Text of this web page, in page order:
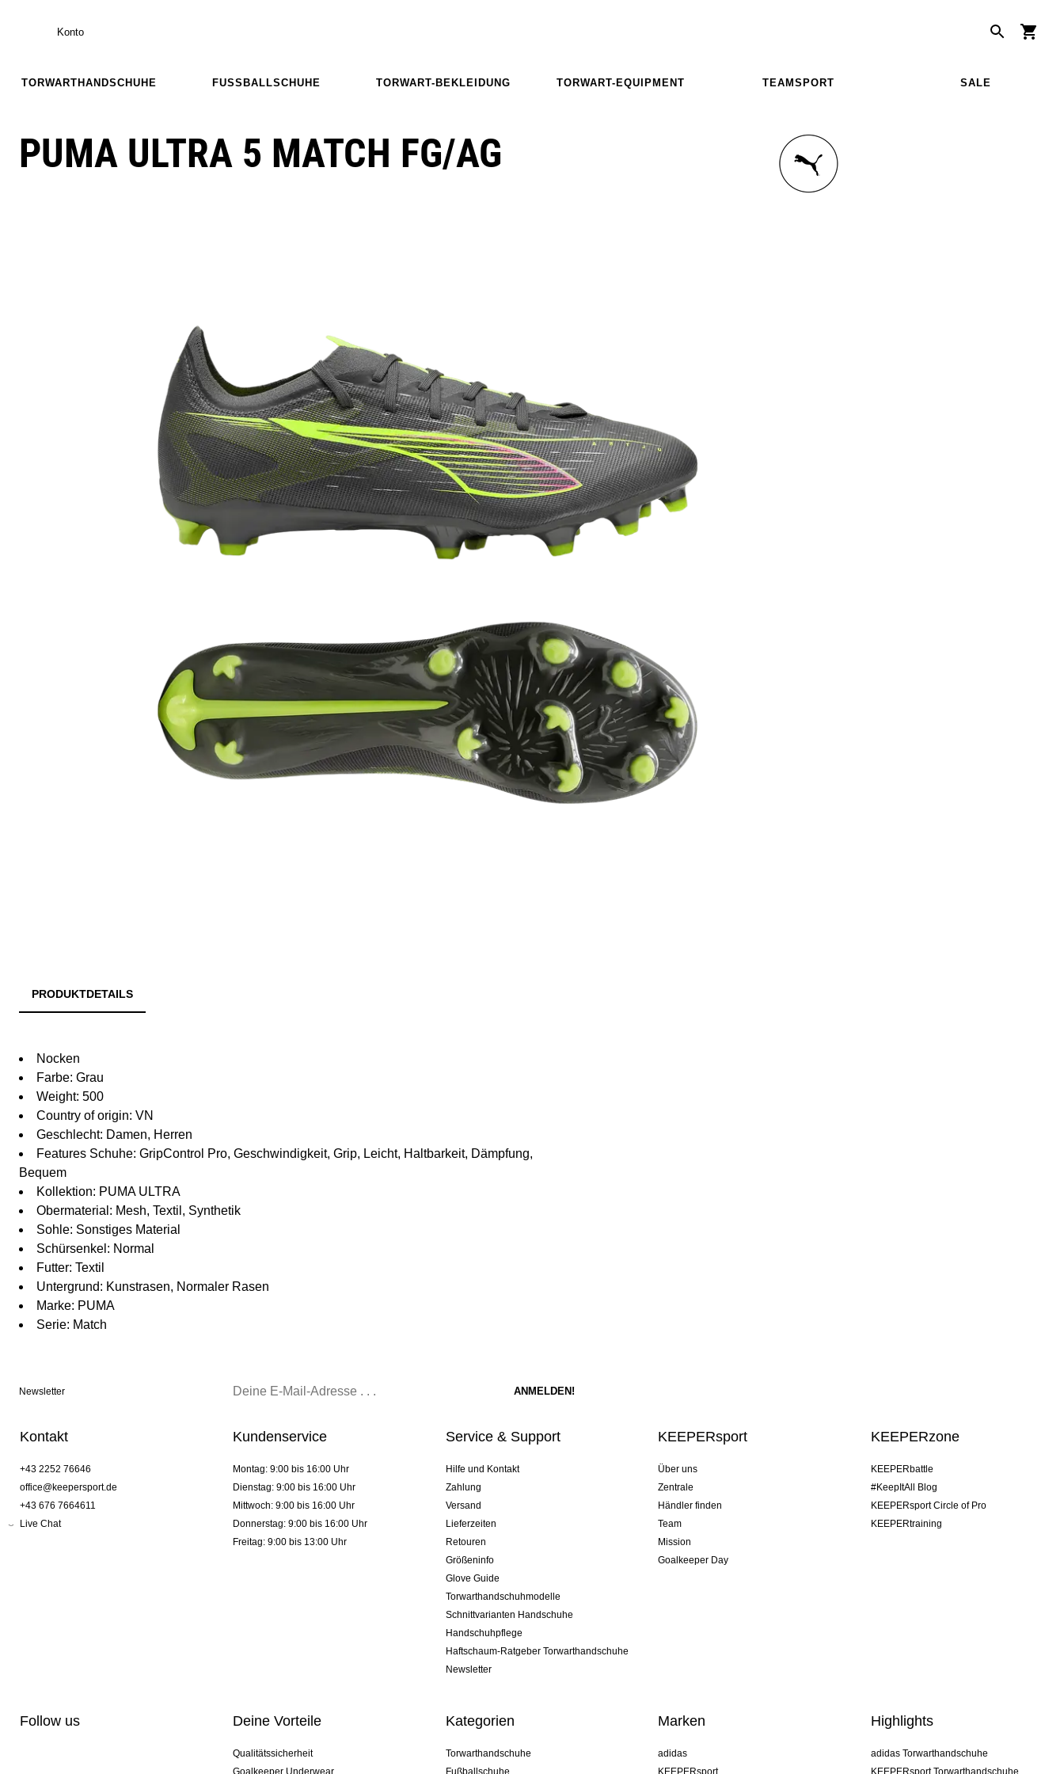
Konto
TORWARTHANDSCHUHE FUSSBALLSCHUHE TORWART-BEKLEIDUNG TORWART-EQUIPMENT TEAMSPORT SALE
PUMA ULTRA 5 MATCH FG/AG
PRODUKTDETAILS
Nocken
Farbe: Grau
Weight: 500
Country of origin: VN
Geschlecht: Damen, Herren
Features Schuhe: GripControl Pro, Geschwindigkeit, Grip, Leicht, Haltbarkeit, Dämpfung,
Bequem
Kollektion: PUMA ULTRA
Obermaterial: Mesh, Textil, Synthetik
Sohle: Sonstiges Material
Schürsenkel: Normal
Futter: Textil
Untergrund: Kunstrasen, Normaler Rasen
Marke: PUMA
Serie: Match
Newsletter
Kontakt
+43 2252 76646
office@keepersport.de
+43 676 7664611
Live Chat
Kundenservice
Montag: 9:00 bis 16:00 Uhr
Dienstag: 9:00 bis 16:00 Uhr
Mittwoch: 9:00 bis 16:00 Uhr
Donnerstag: 9:00 bis 16:00 Uhr
Freitag: 9:00 bis 13:00 Uhr
Service & Support
Hilfe und Kontakt
Zahlung
Versand
Lieferzeiten
Retouren
Größeninfo
Glove Guide
Torwarthandschuhmodelle
Schnittvarianten Handschuhe
Handschuhpflege
Haftschaum-Ratgeber Torwarthandschuhe
Newsletter
KEEPERsport
Über uns
Zentrale
Händler finden
Team
Mission
Goalkeeper Day
KEEPERzone
KEEPERbattle
#KeepItAll Blog
KEEPERsport Circle of Pro
KEEPERtraining
Follow us Deine Vorteile
Qualitätssicherheit
Kategorien
Torwarthandschuhe
Marken
adidas
Highlights
adidas Torwarthandschuhe